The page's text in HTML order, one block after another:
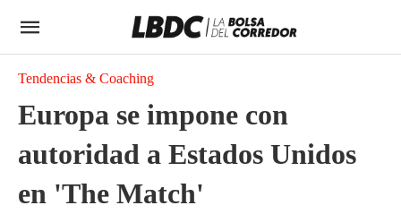
Tendencias & Coaching
Europa se impone con
autoridad a Estados Unidos
en 'The Match'